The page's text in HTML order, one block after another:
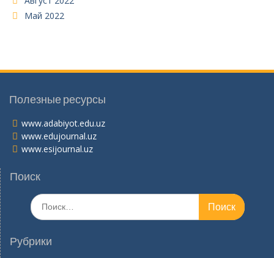
Май 2022
Полезные ресурсы
www.adabiyot.edu.uz
www.edujournal.uz
www.esijournal.uz
Поиск
Поиск
по:
Рубрики